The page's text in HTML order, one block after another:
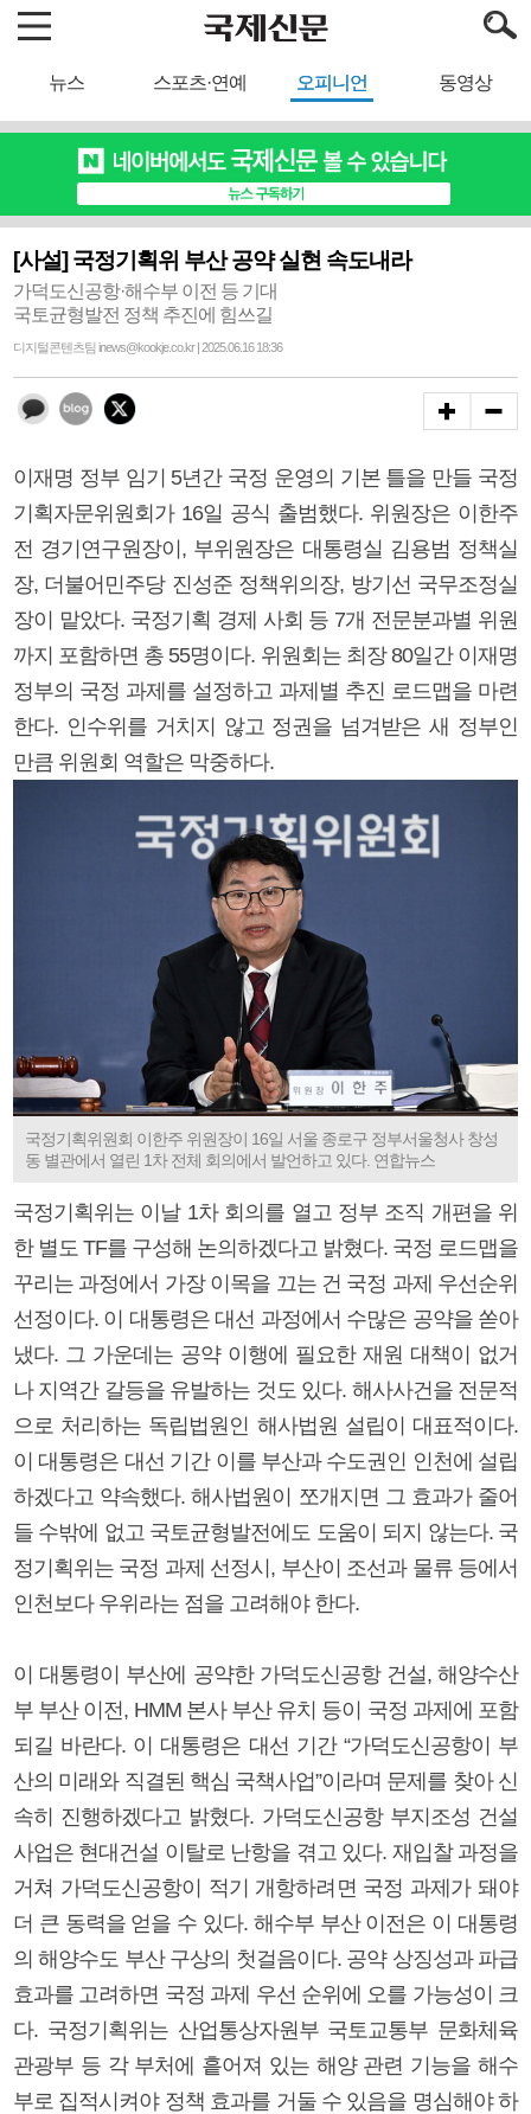
뉴스 스포츠·연예 오피니언 동영상
[사설] 국정기획위 부산 공약 실현 속도내라
가덕도신공항·해수부 이전 등 기대
국토균형발전 정책 추진에 힘쓰길
디지털콘텐츠팀 inews@kookje.co.kr | 2025.06.16 18:36
이재명 정부 임기 5년간 국정 운영의 기본 틀을 만들 국정
기획자문위원회가 16일 공식 출범했다. 위원장은 이한주
전 경기연구원장이, 부위원장은 대통령실 김용범 정책실
장, 더불어민주당 진성준 정책위의장, 방기선 국무조정실
장이 맡았다. 국정기획 경제 사회 등 7개 전문분과별 위원
까지 포함하면 총 55명이다. 위원회는 최장 80일간 이재명
정부의 국정 과제를 설정하고 과제별 추진 로드맵을 마련
한다. 인수위를 거치지 않고 정권을 넘겨받은 새 정부인
만큼 위원회 역할은 막중하다.
국정기획위원회 이한주 위원장이 16일 서울 종로구 정부서울청사 창성
동 별관에서 열린 1차 전체 회의에서 발언하고 있다. 연합뉴스
국정기획위는 이날 1차 회의를 열고 정부 조직 개편을 위
한 별도 TF를 구성해 논의하겠다고 밝혔다. 국정 로드맵을
꾸리는 과정에서 가장 이목을 끄는 건 국정 과제 우선순위
선정이다. 이 대통령은 대선 과정에서 수많은 공약을 쏟아
냈다. 그 가운데는 공약 이행에 필요한 재원 대책이 없거
나 지역간 갈등을 유발하는 것도 있다. 해사사건을 전문적
으로 처리하는 독립법원인 해사법원 설립이 대표적이다.
이 대통령은 대선 기간 이를 부산과 수도권인 인천에 설립
하겠다고 약속했다. 해사법원이 쪼개지면 그 효과가 줄어
들 수밖에 없고 국토균형발전에도 도움이 되지 않는다. 국
정기획위는 국정 과제 선정시, 부산이 조선과 물류 등에서
인천보다 우위라는 점을 고려해야 한다.
이 대통령이 부산에 공약한 가덕도신공항 건설, 해양수산
부 부산 이전, HMM 본사 부산 유치 등이 국정 과제에 포함
되길 바란다. 이 대통령은 대선 기간 “가덕도신공항이 부
산의 미래와 직결된 핵심 국책사업”이라며 문제를 찾아 신
속히 진행하겠다고 밝혔다. 가덕도신공항 부지조성 건설
사업은 현대건설 이탈로 난항을 겪고 있다. 재입찰 과정을
거쳐 가덕도신공항이 적기 개항하려면 국정 과제가 돼야
더 큰 동력을 얻을 수 있다. 해수부 부산 이전은 이 대통령
의 해양수도 부산 구상의 첫걸음이다. 공약 상징성과 파급
효과를 고려하면 국정 과제 우선 순위에 오를 가능성이 크
다. 국정기획위는 산업통상자원부 국토교통부 문화체육
관광부 등 각 부처에 흩어져 있는 해양 관련 기능을 해수
부로 집적시켜야 정책 효과를 거둘 수 있음을 명심해야 하